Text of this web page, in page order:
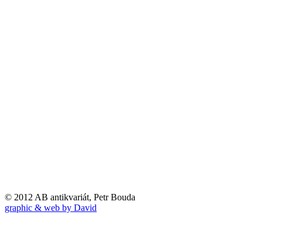
© 2012 AB antikvariát, Petr Bouda
graphic & web by David